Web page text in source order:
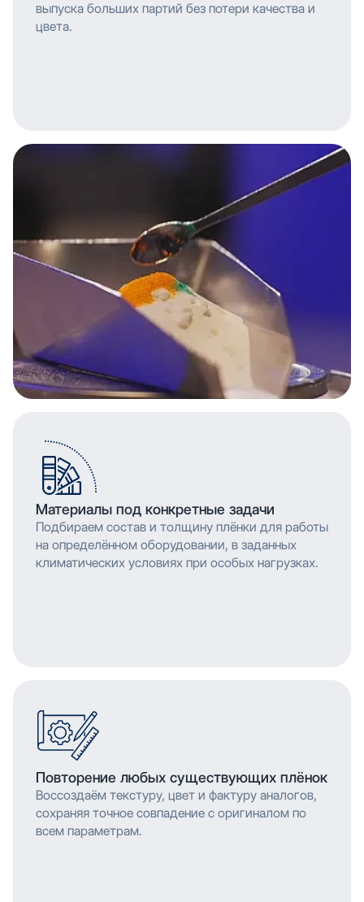
выпуска больших партий без потери качества и
цвета.
Материалы под конкретные задачи
Подбираем состав и толщину плёнки для работы
на определённом оборудовании, в заданных
климатических условиях при особых нагрузках.
Повторение любых существующих плёнок
Воссоздаём текстуру, цвет и фактуру аналогов,
сохраняя точное совпадение с оригиналом по
всем параметрам.